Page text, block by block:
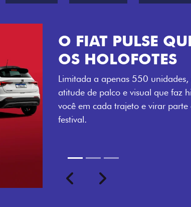
VISUAL COM
Se liga no que compõe a
numerada, adesivo lateral
a exclusividade, enquanto os
rodas de liga-leve aro 16” em
com ainda mais estilo.
PreviousNext